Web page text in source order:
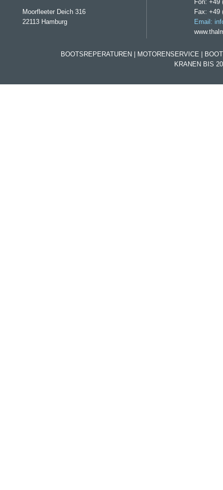
Moorfleeter Deich 316
22113 Hamburg
Fon: +49
Fax: +49
Email:
BOOTSREPERATUREN | MOTORENSERVICE |
KRANEN BIS